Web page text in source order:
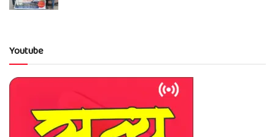
Youtube